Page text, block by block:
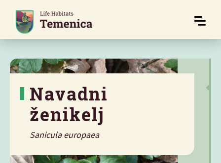
Navadni
ženikelj
Sanicula europaea